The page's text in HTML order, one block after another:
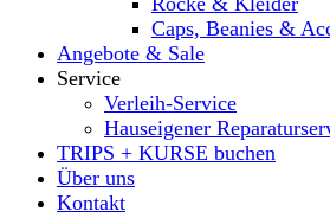
Caps, Beanies &
Angebote & Sale
Service
Verleih-Service
Hauseigener
TRIPS + KURSE buchen
Über uns
Kontakt